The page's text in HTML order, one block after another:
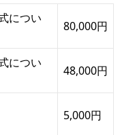
につい
80,000円
につい
48,000円
5,000円